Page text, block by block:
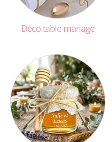
Décotablemariage